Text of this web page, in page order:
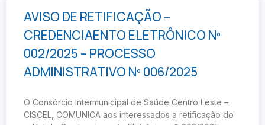
AVISO DE RETIFICAÇÃO –
CREDENCIAENTO ELETRÔNICO Nº
002/2025 – PROCESSO
ADMINISTRATIVO Nº 006/2025
O Consórcio Intermunicipal de Saúde Centro Leste –
CISCEL, COMUNICA aos interessados a retificação do